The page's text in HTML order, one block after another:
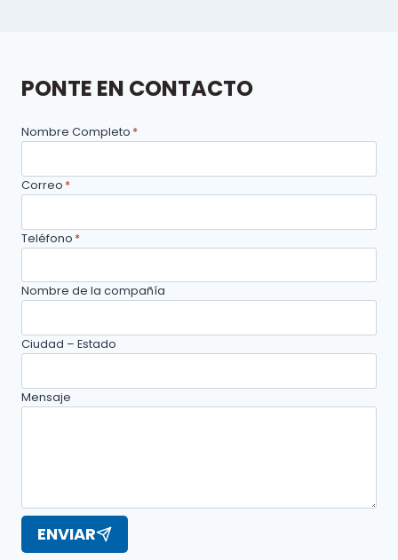
PONTE EN CONTACTO
Nombre Completo *
Correo *
Teléfono *
Nombre de la compañía
Ciudad – Estado
Mensaje
ENVIAR